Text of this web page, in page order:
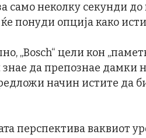
само неколку секунди
понуди опција како
„Bosch“ цели кон
да препознае дамки
начин истите да
перспектива ваквиот